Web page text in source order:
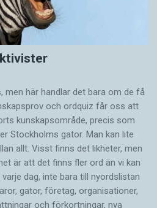
men här handlar det bara om de få
och ordquiz får oss att
kunskapsområde, precis som
Stockholms gator. Man kan lite
allt. Visst finns det likheter, men
är att det finns fler ord än vi kan
dag, inte bara till nyordslistan
gator, företag, organisationer,
och förkortningar, nya